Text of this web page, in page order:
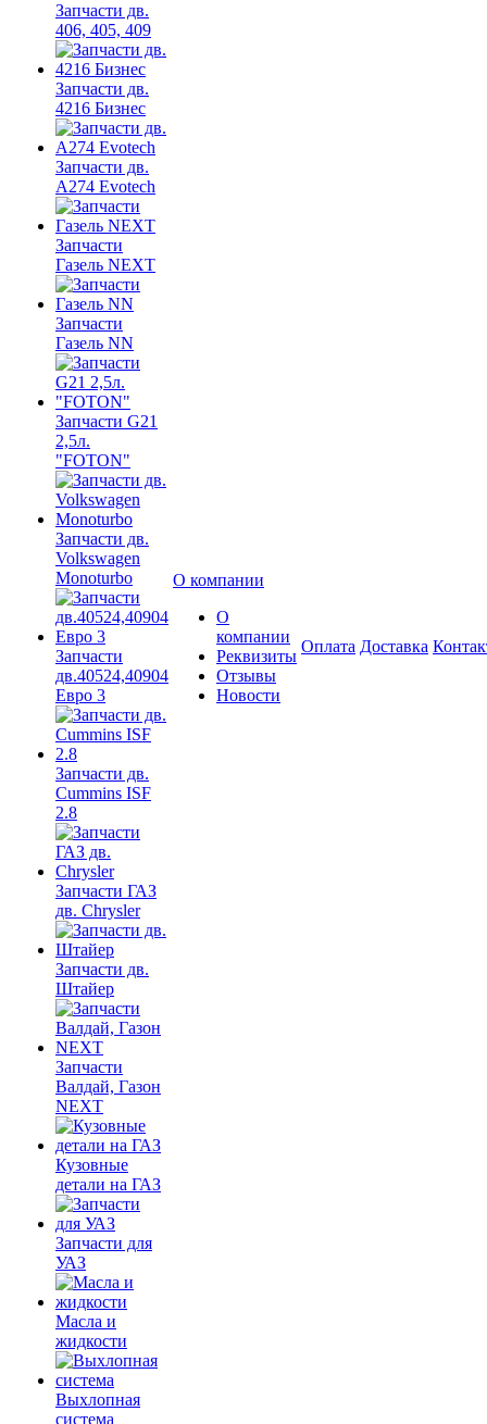
Запчасти дв.
406, 405, 409
Запчасти дв.
4216 Бизнес
Запчасти дв.
A274 Evotech
Запчасти
Газель NEXT
Запчасти
Газель NN
Запчасти G21
2,5л.
"FOTON"
Запчасти дв.
Volkswagen
Monoturbo
Запчасти
дв.40524,40904
Евро 3
Запчасти дв.
Cummins ISF
2.8
Запчасти ГАЗ
дв. Chrysler
Запчасти дв.
Штайер
Запчасти
Валдай, Газон
NEXT
Кузовные
детали на ГАЗ
Запчасти для
УАЗ
Масла и
жидкости
Выхлопная
система
О компании
О
компании
Реквизиты
Отзывы
Новости
Оплата Доставка